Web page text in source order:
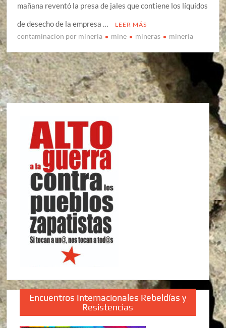
mañana reventó la presa de jales que contiene los líquidos
de desecho de la empresa …
LEER MÁS
contaminacion por mineria mine mineras mineria
Encuentros Internacionales Rebeldías y
Resistencias